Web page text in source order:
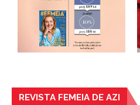
REVISTA FEMEIA DE AZI